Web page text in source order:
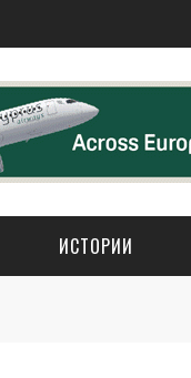
ИСТОРИИ